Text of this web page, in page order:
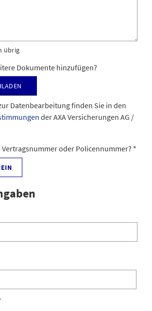
übrig
Dokumente hinzufügen?
Datenbearbeitung finden Sie in den
der AXA Versicherungen AG /
Vertragsnummer oder Policennummer?